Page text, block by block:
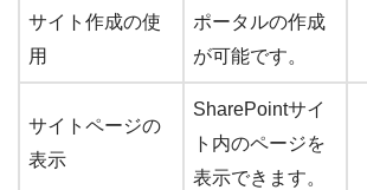
サイト作成の使
用
ポータルの作成
が可能です。
サイトページの
表示
SharePointサイ
ト内のページを
表示できます。